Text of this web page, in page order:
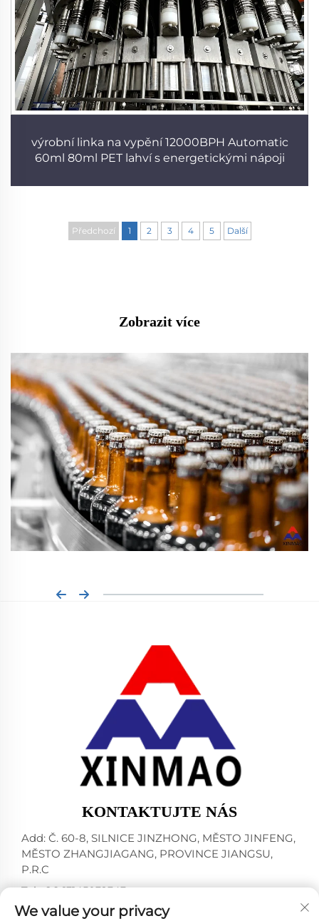
výrobní linka na vypění 12000BPH Automatic
60ml 80ml PET lahví s energetickými nápoji
Předchozí 1 2 3 4 5 Další
Zobrazit více
KONTAKTUJTE NÁS
Add: Č. 60-8, SILNICE JINZHONG, MĚSTO JINFENG,
MĚSTO ZHANGJIAGANG, PROVINCE JIANGSU,
P.R.C
Tel:+86-13145032343
E-mail: [email protected]
We value your privacy